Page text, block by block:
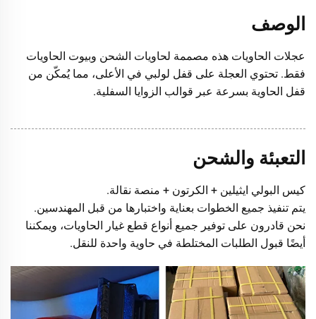
الوصف
عجلات الحاويات هذه مصممة لحاويات الشحن وبيوت الحاويات
فقط. تحتوي العجلة على قفل لولبي في الأعلى، مما يُمكّن من
قفل الحاوية بسرعة عبر قوالب الزوايا السفلية.
التعبئة والشحن
كيس البولي ايثيلين + الكرتون + منصة نقالة.
يتم تنفيذ جميع الخطوات بعناية واختبارها من قبل المهندسين.
نحن قادرون على توفير جميع أنواع قطع غيار الحاويات، ويمكننا
أيضًا قبول الطلبات المختلطة في حاوية واحدة للنقل.